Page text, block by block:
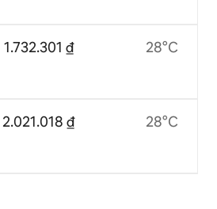
1.732.301 ₫
2.021.018 ₫
28°C
28°C